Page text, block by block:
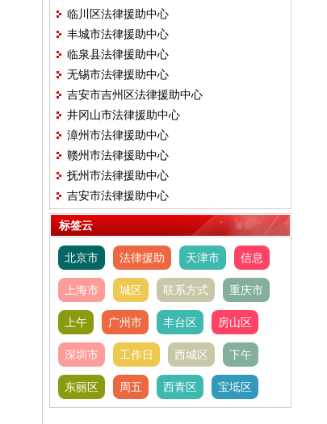
临川区法律援助中心
丰城市法律援助中心
临泉县法律援助中心
无锡市法律援助中心
吉安市吉州区法律援助中心
井冈山市法律援助中心
漳州市法律援助中心
赣州市法律援助中心
抚州市法律援助中心
吉安市法律援助中心
标签云
北京市 法律援助 天津市 信息
上海市 城区 联系方式 重庆市
上午 广州市 丰台区 房山区
深圳市 工作日 西城区 下午
东丽区 周五 西青区 宝坻区